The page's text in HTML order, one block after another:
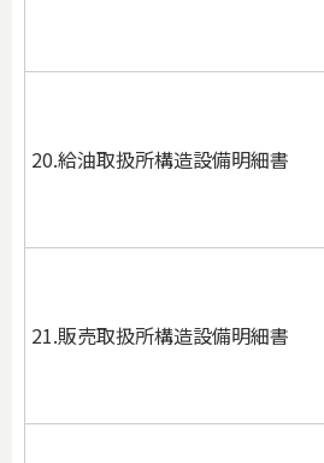
20.給油取扱所構造設備明細書
21.販売取扱所構造設備明細書